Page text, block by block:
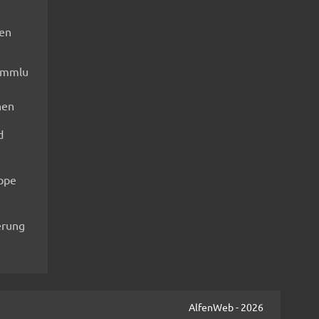
AlfenWeb - 2026